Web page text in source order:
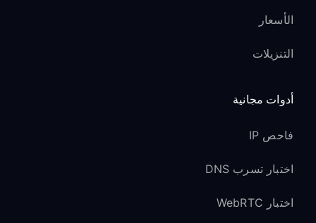
الأسعار
التنزيلات
أدوات مجانية
فاحص IP
اختبار تسرب DNS
اختبار WebRTC